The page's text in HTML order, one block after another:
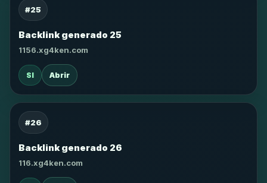
#25
Backlink generado 25
1156.xg4ken.com
SI Abrir
#26
Backlink generado 26
116.xg4ken.com